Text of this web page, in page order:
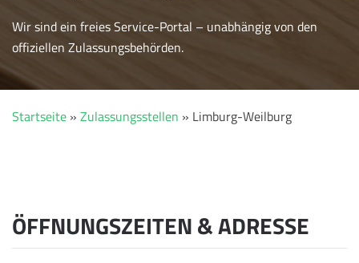
Wir sind ein freies Service-Portal – unabhängig von den
offiziellen Zulassungsbehörden.
Startseite » Zulassungsstellen » Limburg-Weilburg
ÖFFNUNGSZEITEN & ADRESSE